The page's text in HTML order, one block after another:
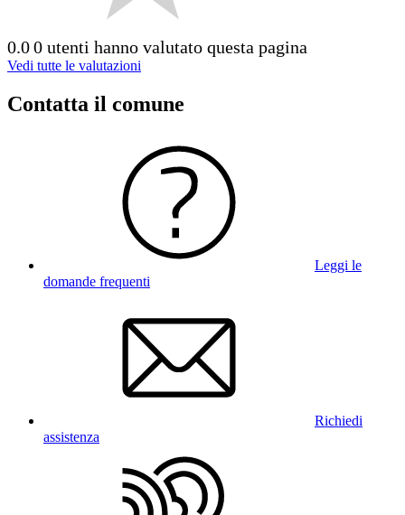
0.00 utenti hanno valutato questa pagina
Vedi tutte le valutazioni
Contatta il comune
Leggi le
domande frequenti
Richiedi
assistenza